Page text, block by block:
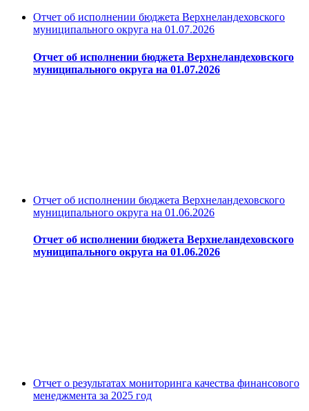
Отчет об исполнении бюджета Верхнеландеховского
муниципального округа на 01.07.2026
Отчет об исполнении бюджета Верхнеландеховского
муниципального округа на 01.07.2026
Отчет об исполнении бюджета Верхнеландеховского
муниципального округа на 01.06.2026
Отчет об исполнении бюджета Верхнеландеховского
муниципального округа на 01.06.2026
Отчет о результатах мониторинга качества финансового
менеджмента за 2025 год